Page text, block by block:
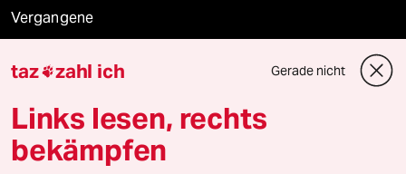
Vergangene
taz lab 2027
Mehr taz Lesestoff
taz zahl ich Gerade nicht
Links lesen, rechts
bekämpfen